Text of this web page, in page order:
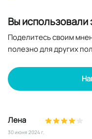
Лена
30 июня 2024 г.
Вы использовали
Поделитесь своим
полезно для других